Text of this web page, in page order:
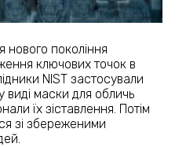
покоління
ключових точок в
NIST застосували
виді маски для обличь
їх зіставлення. Потім
зі збереженими